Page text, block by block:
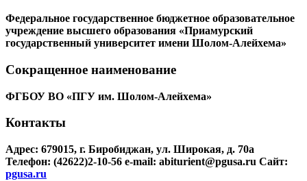
Федеральное государственное бюджетное образовательное
учреждение высшего образования «Приамурский
государственный университет имени Шолом-Алейхема»
Сокращенное наименование
ФГБОУ ВО «ПГУ им. Шолом-Алейхема»
Контакты
Адрес: 679015, г. Биробиджан, ул. Широкая, д. 70а
Телефон: (42622)2-10-56 e-mail: abiturient@pgusa.ru Сайт:
pgusa.ru